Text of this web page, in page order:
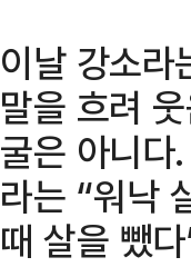
이날 강소
말을 흐려
굴은 아니다
라는 “워낙
때 살을 뺐